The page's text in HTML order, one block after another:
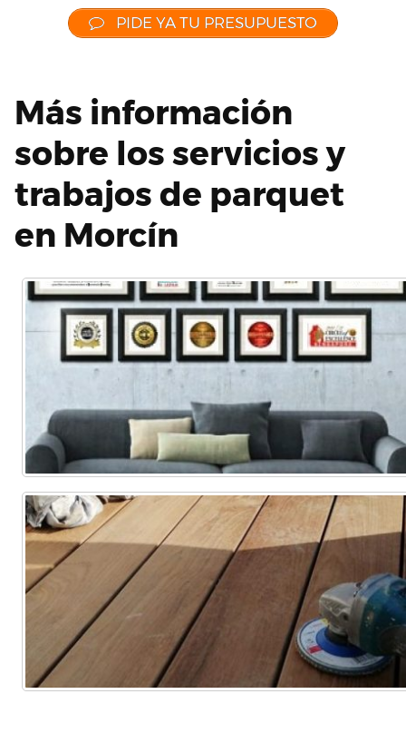
PIDE YA TU PRESUPUESTO
Más información
sobre los servicios y
trabajos de parquet
en Morcín